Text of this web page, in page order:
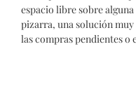
espacio libre sobre
pizarra, una solución
las compras pendientes o